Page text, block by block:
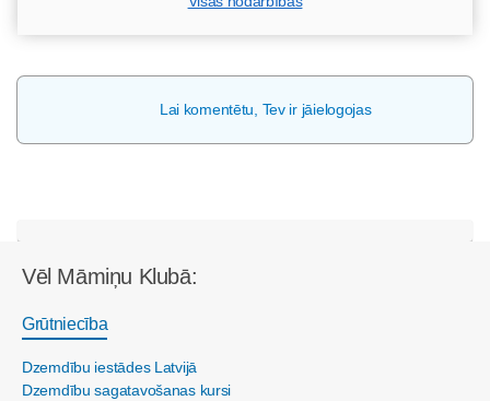
Lai komentētu, Tev ir jāielogojas
Vēl Māmiņu Klubā:
Grūtniecība
Dzemdību iestādes Latvijā
Dzemdību sagatavošanas kursi